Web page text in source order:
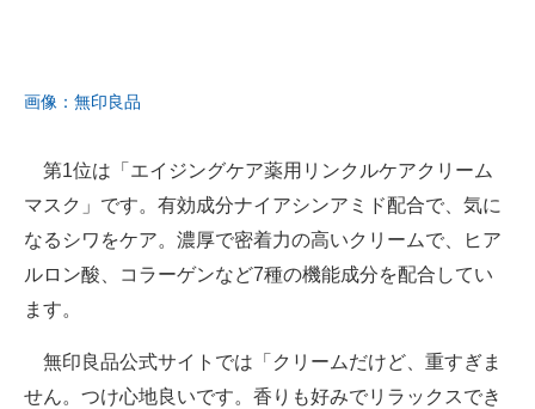
画像：無印良品
第1位は「エイジングケア薬用リンクルケアクリーム
マスク」です。有効成分ナイアシンアミド配合で、気に
なるシワをケア。濃厚で密着力の高いクリームで、ヒア
ルロン酸、コラーゲンなど7種の機能成分を配合してい
ます。
無印良品公式サイトでは「クリームだけど、重すぎま
せん。つけ心地良いです。香りも好みでリラックスでき